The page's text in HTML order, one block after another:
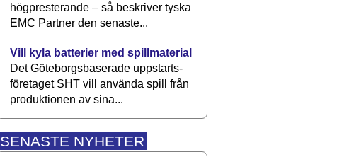
högpresterande – så beskriver tyska
EMC Partner den senaste...
Vill kyla batterier med spillmaterial
Det Göteborgsbaserade upp­starts­
företaget SHT vill använda spill från
produktionen av sina...
SENASTE NYHETER